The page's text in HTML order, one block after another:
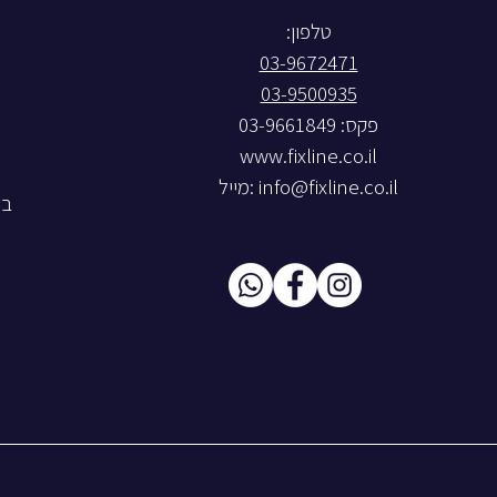
טלפון:
03-9672471
03-9500935
פקס: 03-9661849
www.fixline.co.il
info@fixline.co.il :מייל